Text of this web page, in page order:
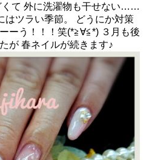
くて 外に洗濯物も干せない……
はツラい季節。 どうにか対策
ーう！！！笑(*≧∀≦*) ３月も後
が 春ネイルが続きます♪